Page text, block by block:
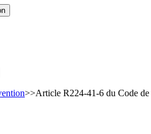
>>Article R224-41-6 du Code